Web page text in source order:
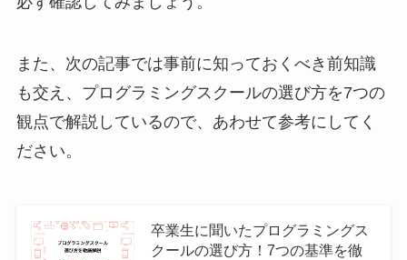
また、次の記事では事前に知っておくべき前知識
も交え、プログラミングスクールの選び方を7つの
観点で解説しているので、あわせて参考にしてく
ださい。
卒業生に聞いたプログラミングス
クールの選び方！7つの基準を徹